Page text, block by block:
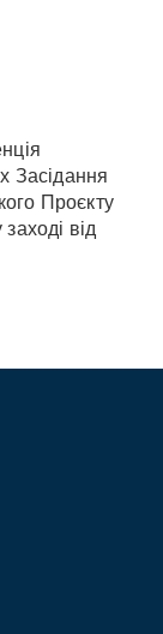
Засідання
Проєкту
від